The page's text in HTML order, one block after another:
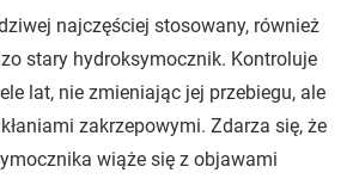
najczęściej stosowany, również
stary hydroksymocznik. Kontroluje
lat, nie zmieniając jej przebiegu, ale
zakrzepowymi. Zdarza się, że
wiąże się z objawami